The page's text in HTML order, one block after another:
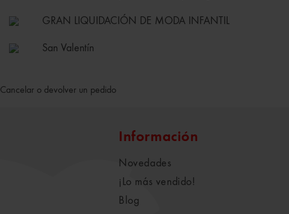
GRAN LIQUIDACIÓN DE MODA INFANTIL
San Valentín
Cancelar o devolver un pedido
Información
Novedades
¡Lo más vendido!
Blog